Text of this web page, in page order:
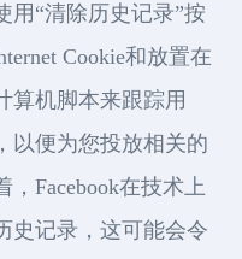
用“清除历史记录”按
Cookie和放置在
算机脚本来跟踪用
以便为您投放相关的
Facebook在技术上
史记录，这可能会令